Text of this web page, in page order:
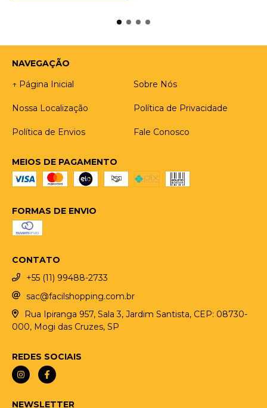
NAVEGAÇÃO
↑ Página Inicial
Sobre Nós
Nossa Localização Política de Privacidade
Política de Envios Fale Conosco
MEIOS DE PAGAMENTO
FORMAS DE ENVIO
CONTATO
+55 (11) 99488-2733
sac@facilshopping.com.br
Rua Ipiranga 957, Sala 3, Jardim Santista, CEP: 08730-
000, Mogi das Cruzes, SP
REDES SOCIAIS
NEWSLETTER